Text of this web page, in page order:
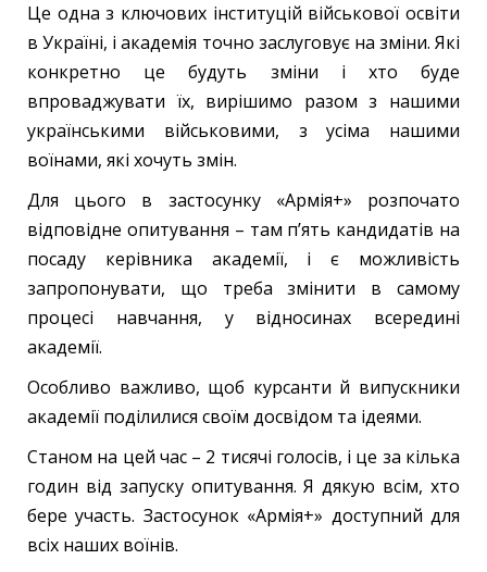
Це одна з ключових інституцій військової освіти
в Україні, і академія точно заслуговує на зміни. Які
конкретно це будуть зміни і хто буде
впроваджувати їх, вирішимо разом з нашими
українськими військовими, з усіма нашими
воїнами, які хочуть змін.
Для цього в застосунку «Армія+» розпочато
відповідне опитування – там п’ять кандидатів на
посаду керівника академії, і є можливість
запропонувати, що треба змінити в самому
процесі навчання, у відносинах всередині
академії.
Особливо важливо, щоб курсанти й випускники
академії поділилися своїм досвідом та ідеями.
Станом на цей час – 2 тисячі голосів, і це за кілька
годин від запуску опитування. Я дякую всім, хто
бере участь. Застосунок «Армія+» доступний для
всіх наших воїнів.